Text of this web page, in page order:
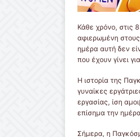
Κάθε χρόνο, στις
αφιερωμένη
ημέρα αυτή δεν
που έχουν γίνει
Η ιστορία της
γυναίκες
εργασίας, ίση
επίσημα την
Σήμερα, η